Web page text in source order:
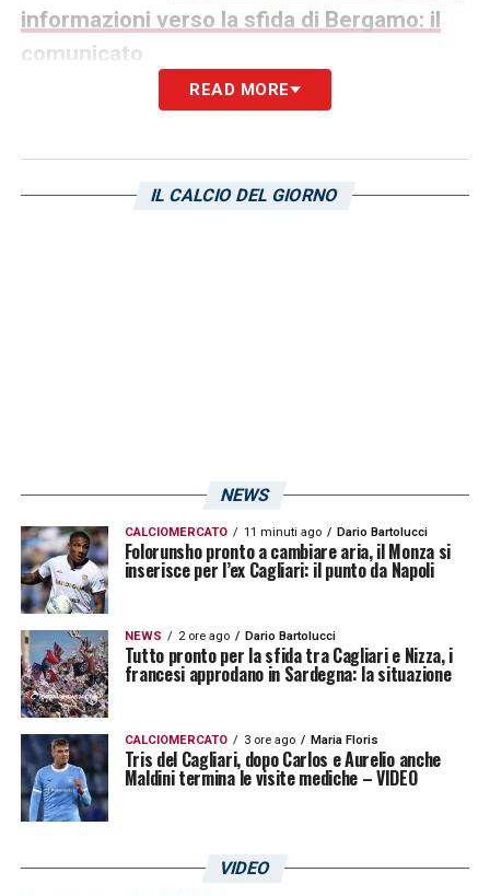
informazioni verso la sfida di Bergamo: il
comunicato
READ MORE
IL CALCIO DEL GIORNO
NEWS
CALCIOMERCATO 11 minuti ago Dario Bartolucci
Folorunsho pronto a cambiare aria, il Monza si
inserisce per l’ex Cagliari: il punto da Napoli
NEWS 2 ore ago Dario Bartolucci
Tutto pronto per la sfida tra Cagliari e Nizza, i
francesi approdano in Sardegna: la situazione
CALCIOMERCATO 3 ore ago Maria Floris
Tris del Cagliari, dopo Carlos e Aurelio anche
Maldini termina le visite mediche – VIDEO
VIDEO